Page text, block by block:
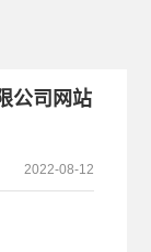
公司网站
2022-08-12